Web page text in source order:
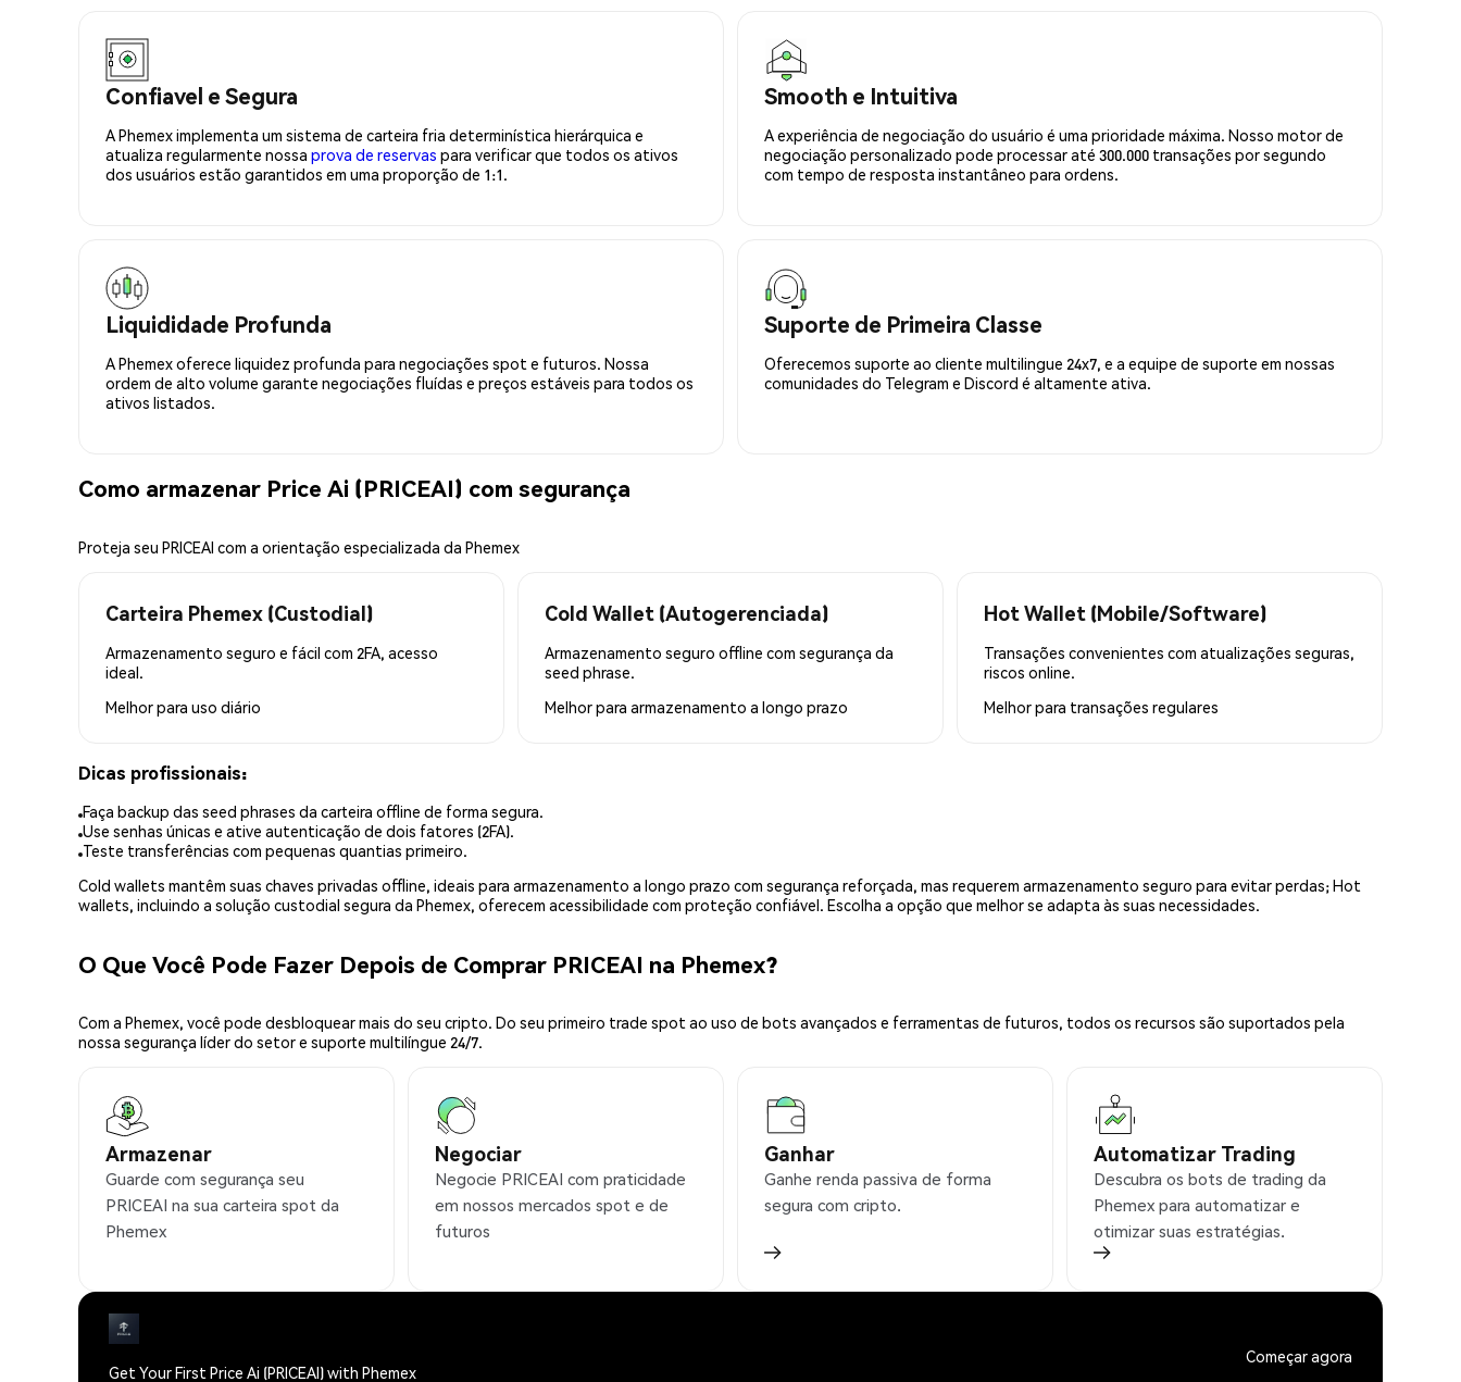
Confiavel e Segura
A Phemex implementa um sistema de carteira fria determinística hierárquica e
atualiza regularmente nossa prova de reservas para verificar que todos os ativos
dos usuários estão garantidos em uma proporção de 1:1.
Smooth e Intuitiva
A experiência de negociação do usuário é uma prioridade máxima. Nosso motor de
negociação personalizado pode processar até 300.000 transações por segundo
com tempo de resposta instantâneo para ordens.
Liquididade Profunda
A Phemex oferece liquidez profunda para negociações spot e futuros. Nossa
ordem de alto volume garante negociações fluídas e preços estáveis para todos os
ativos listados.
Suporte de Primeira Classe
Oferecemos suporte ao cliente multilingue 24x7, e a equipe de suporte em nossas
comunidades do Telegram e Discord é altamente ativa.
Como armazenar Price Ai (PRICEAI) com segurança
Proteja seu PRICEAI com a orientação especializada da Phemex
Carteira Phemex (Custodial)
Armazenamento seguro e fácil com 2FA, acesso
ideal.
Melhor para uso diário
Cold Wallet (Autogerenciada)
Armazenamento seguro offline com segurança da
seed phrase.
Melhor para armazenamento a longo prazo
Hot Wallet (Mobile/Software)
Transações convenientes com atualizações seguras,
riscos online.
Melhor para transações regulares
Dicas profissionais:
Faça backup das seed phrases da carteira offline de forma segura.
Use senhas únicas e ative autenticação de dois fatores (2FA).
Teste transferências com pequenas quantias primeiro.
Cold wallets mantêm suas chaves privadas offline, ideais para armazenamento a longo prazo com segurança reforçada, mas requerem armazenamento seguro para evitar perdas; Hot
wallets, incluindo a solução custodial segura da Phemex, oferecem acessibilidade com proteção confiável. Escolha a opção que melhor se adapta às suas necessidades.
O Que Você Pode Fazer Depois de Comprar PRICEAI na Phemex?
Com a Phemex, você pode desbloquear mais do seu cripto. Do seu primeiro trade spot ao uso de bots avançados e ferramentas de futuros, todos os recursos são suportados pela
nossa segurança líder do setor e suporte multilíngue 24/7.
Armazenar
Guarde com segurança seu
PRICEAI na sua carteira spot da
Phemex
Negociar
Negocie PRICEAI com praticidade
em nossos mercados spot e de
futuros
Ganhar
Ganhe renda passiva de forma
segura com cripto.
Automatizar Trading
Descubra os bots de trading da
Phemex para automatizar e
otimizar suas estratégias.
Get Your First Price Ai (PRICEAI) with Phemex
Começar agora